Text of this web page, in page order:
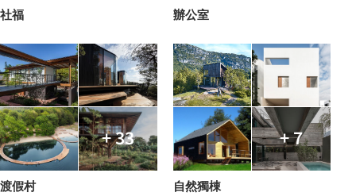
社福 辦公室
+ 33
渡假村
+ 7
自然獨棟